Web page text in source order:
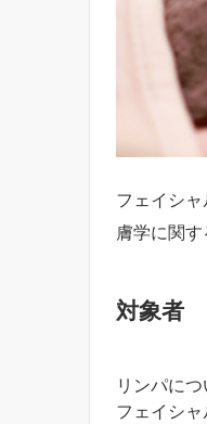
フェイシ
膚学に関
対象者
リンパに
フェイシ